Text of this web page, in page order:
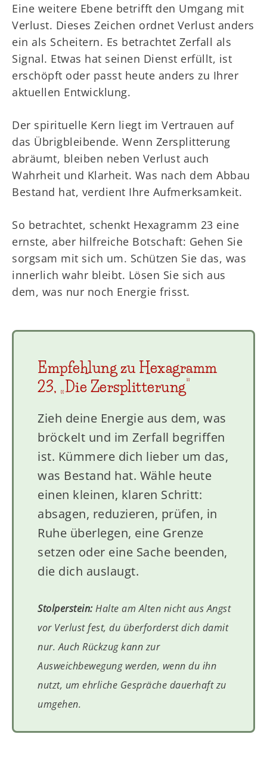
Eine weitere Ebene betrifft den Umgang mit
Verlust. Dieses Zeichen ordnet Verlust anders
ein als Scheitern. Es betrachtet Zerfall als
Signal. Etwas hat seinen Dienst erfüllt, ist
erschöpft oder passt heute anders zu Ihrer
aktuellen Entwicklung.
Der spirituelle Kern liegt im Vertrauen auf
das Übrigbleibende. Wenn Zersplitterung
abräumt, bleiben neben Verlust auch
Wahrheit und Klarheit. Was nach dem Abbau
Bestand hat, verdient Ihre Aufmerksamkeit.
So betrachtet, schenkt Hexagramm 23 eine
ernste, aber hilfreiche Botschaft: Gehen Sie
sorgsam mit sich um. Schützen Sie das, was
innerlich wahr bleibt. Lösen Sie sich aus
dem, was nur noch Energie frisst.
Empfehlung zu Hexagramm
23, „Die Zersplitterung“
Zieh deine Energie aus dem, was
bröckelt und im Zerfall begriffen
ist. Kümmere dich lieber um das,
was Bestand hat. Wähle heute
einen kleinen, klaren Schritt:
absagen, reduzieren, prüfen, in
Ruhe überlegen, eine Grenze
setzen oder eine Sache beenden,
die dich auslaugt.
Stolperstein:Halte am Alten nicht aus Angst
vor Verlust fest, du überforderst dich damit
nur. Auch Rückzug kann zur
Ausweichbewegung werden, wenn du ihn
nutzt, um ehrliche Gespräche dauerhaft zu
umgehen.